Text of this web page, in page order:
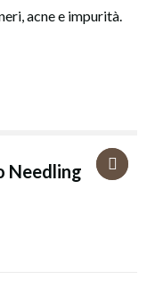
acne e impurità.
Needling